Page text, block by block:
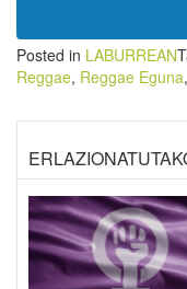
Posted in LABURREAN
Reggae, Reggae Eguna,